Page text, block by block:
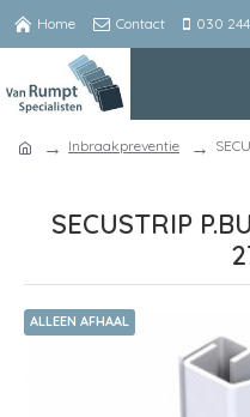
Home Contact 030
Inbraakpreventie
SECUSTRIP
ALLEEN AFHAAL